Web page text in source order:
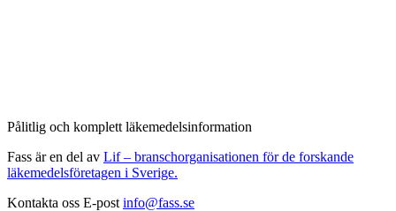
Pålitlig och komplett läkemedelsinformation
Fass är en del av Lif – branschorganisationen för de forskande
läkemedelsföretagen i Sverige.
Kontakta oss E-post info@fass.se